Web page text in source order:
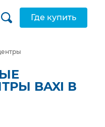
Где купить
BAXI В